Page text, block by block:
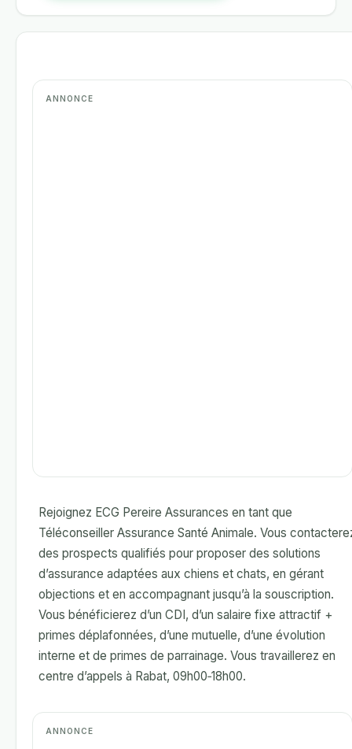
Rejoignez ECG Pereire Assurances en tant que
Téléconseiller Assurance Santé Animale. Vous
des prospects qualifiés pour proposer des solutions
d’assurance adaptées aux chiens et chats, en gérant
objections et en accompagnant jusqu’à la souscription.
Vous bénéficierez d’un CDI, d’un salaire fixe attractif +
primes déplafonnées, d’une mutuelle, d’une évolution
interne et de primes de parrainage. Vous travaillerez en
centre d’appels à Rabat, 09h00‑18h00.